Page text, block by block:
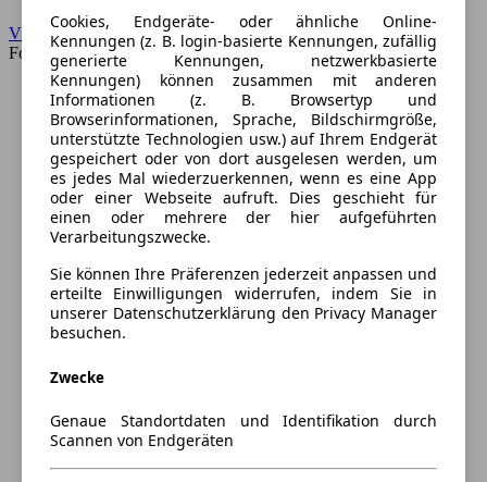
VW
Forum
Cookies, Endgeräte- oder ähnliche Online-
Kennungen (z. B. login-basierte Kennungen, zufällig
generierte Kennungen, netzwerkbasierte
Kennungen) können zusammen mit anderen
Informationen (z. B. Browsertyp und
Browserinformationen, Sprache, Bildschirmgröße,
unterstützte Technologien usw.) auf Ihrem Endgerät
gespeichert oder von dort ausgelesen werden, um
es jedes Mal wiederzuerkennen, wenn es eine App
oder einer Webseite aufruft. Dies geschieht für
einen oder mehrere der hier aufgeführten
Verarbeitungszwecke.
Sie können Ihre Präferenzen jederzeit anpassen und
erteilte Einwilligungen widerrufen, indem Sie in
unserer Datenschutzerklärung den Privacy Manager
besuchen.
Zwecke
Genaue Standortdaten und Identifikation durch
Scannen von Endgeräten